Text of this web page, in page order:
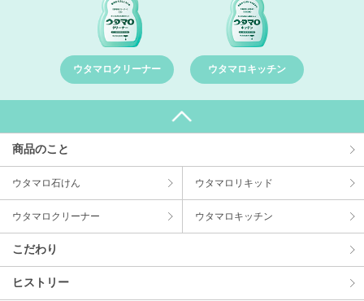
ウタマロクリーナー ウタマロキッチン
商品のこと
ウタマロ⽯けん ウタマロリキッド
ウタマロクリーナー ウタマロキッチン
こだわり
ヒストリー